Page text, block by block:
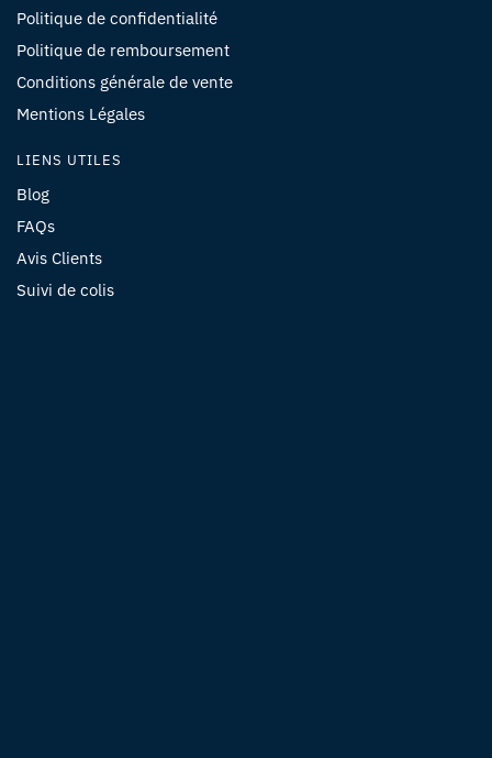
Politique de confidentialité
Politique de remboursement
Conditions générale de vente
Mentions Légales
LIENS UTILES
Blog
FAQs
Avis Clients
Suivi de colis